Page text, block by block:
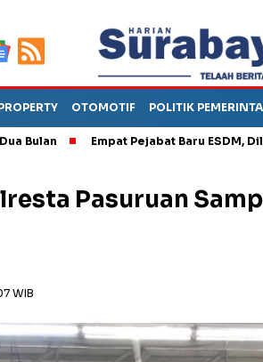
OTOMOTIF POLITIK
Empat Pejabat Baru ESDM, Dilantik
Pasuruan
WIB